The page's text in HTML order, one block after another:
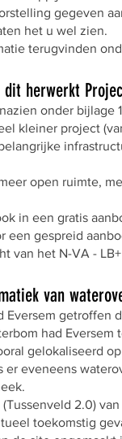
gegeven
het u wel zien.
terugvinden
herwerkt
onder bijlage
kleiner project
open ruimte,
in een gratis
een gespreid
van het N-VA -
van
Eversem
had Eversem
gelokaliseerd
er eveneens
2.0)
toekomstig